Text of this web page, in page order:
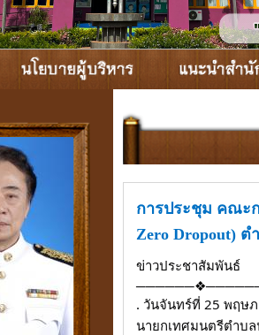
การประชุม คณะ
Zero Dropout) ต
ข่าวประชาสัมพันธ์
. วันจันทร์ที่ 25 พฤษ
นายกเทศมนตรีตำบ